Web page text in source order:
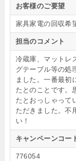
お客様のご要望
家具家電の回収希
担当のコメント
冷蔵庫、マットレ
グテーブル等の処
ました。一番最初
たとのことです。
たとおっしゃって
ただきました。不
い！
キャンペーンコー
776054